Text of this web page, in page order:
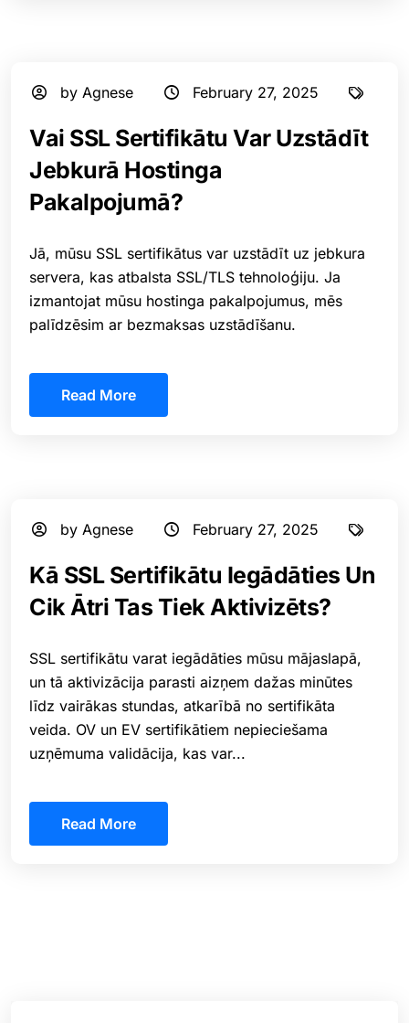
by Agnese February 27, 2025
Vai SSL Sertifikātu Var Uzstādīt
Jebkurā Hostinga
Pakalpojumā?
Jā, mūsu SSL sertifikātus var uzstādīt uz jebkura
servera, kas atbalsta SSL/TLS tehnoloģiju. Ja
izmantojat mūsu hostinga pakalpojumus, mēs
palīdzēsim ar bezmaksas uzstādīšanu.
Read More
by Agnese February 27, 2025
Kā SSL Sertifikātu Iegādāties Un
Cik Ātri Tas Tiek Aktivizēts?
SSL sertifikātu varat iegādāties mūsu mājaslapā,
un tā aktivizācija parasti aizņem dažas minūtes
līdz vairākas stundas, atkarībā no sertifikāta
veida. OV un EV sertifikātiem nepieciešama
uzņēmuma validācija, kas var...
Read More